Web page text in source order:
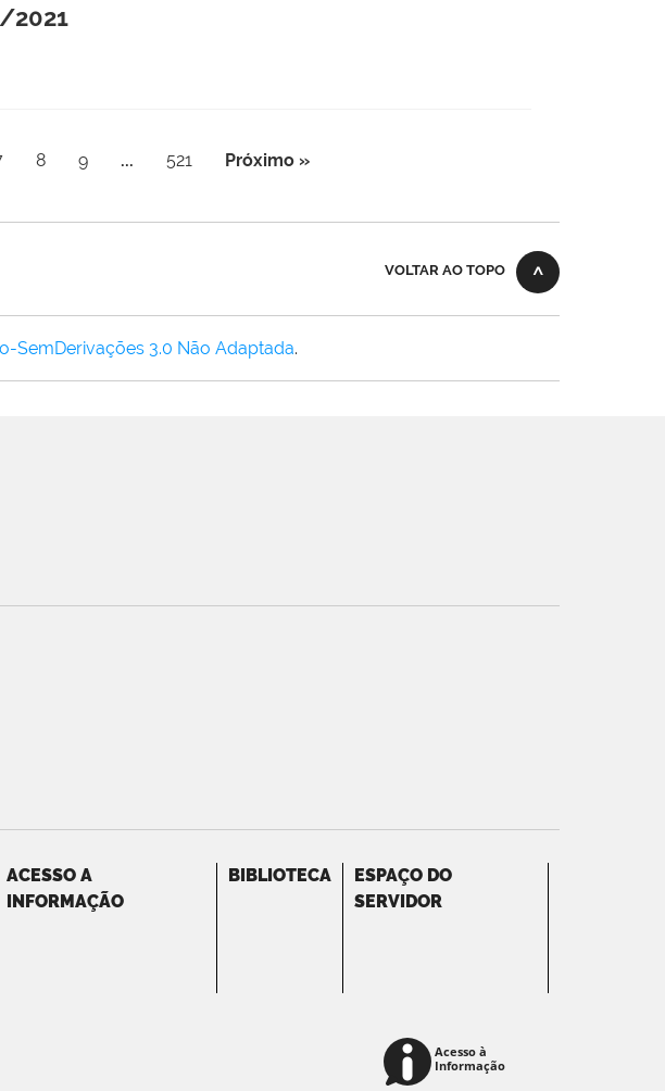
2021
8 9 ... 521 Próximo »
VOLTAR AO TOPO
SemDerivações 3.0 Não Adaptada.
ACESSO A
INFORMAÇÃO
BIBLIOTECA
ESPAÇO DO
SERVIDOR